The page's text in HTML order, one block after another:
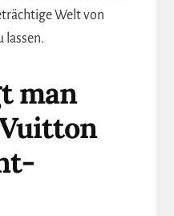
Welt von
lassen.
man